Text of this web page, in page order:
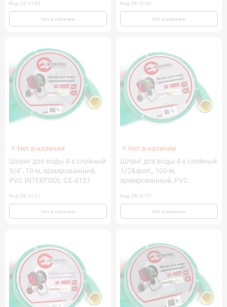
Код: GE-4105
Нет в наличии
Код: GE-4106
Нет в наличии
Нет в наличии
Шланг для воды 4-х слойный
3/4", 10 м, армированный,
PVC INTERTOOL GE-4121
Код: GE-4121
Нет в наличии
Нет в наличии
Шланг для воды 4-х слойный
1/2&quot;, 100 м,
армированный, PVC
Код: GE-4107
Нет в наличии